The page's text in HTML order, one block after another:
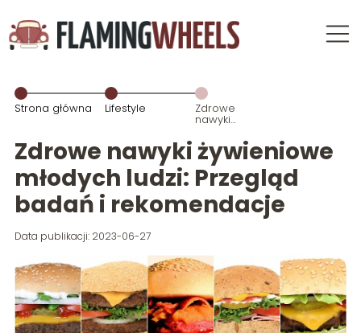
Strona główna Lifestyle Zdrowe
nawyki
żywieniowe
młodych ludzi:
Przegląd
badań i
rekomendacje
Zdrowe nawyki żywieniowe
młodych ludzi: Przegląd
badań i rekomendacje
Data publikacji: 2023-06-27